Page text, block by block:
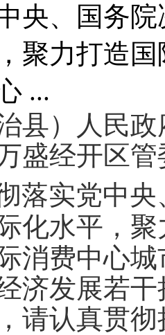
央、国务
聚力打造
...
县）人民
盛经开区
落实党中
化水平，
消费中心
济发展若
请认真贯